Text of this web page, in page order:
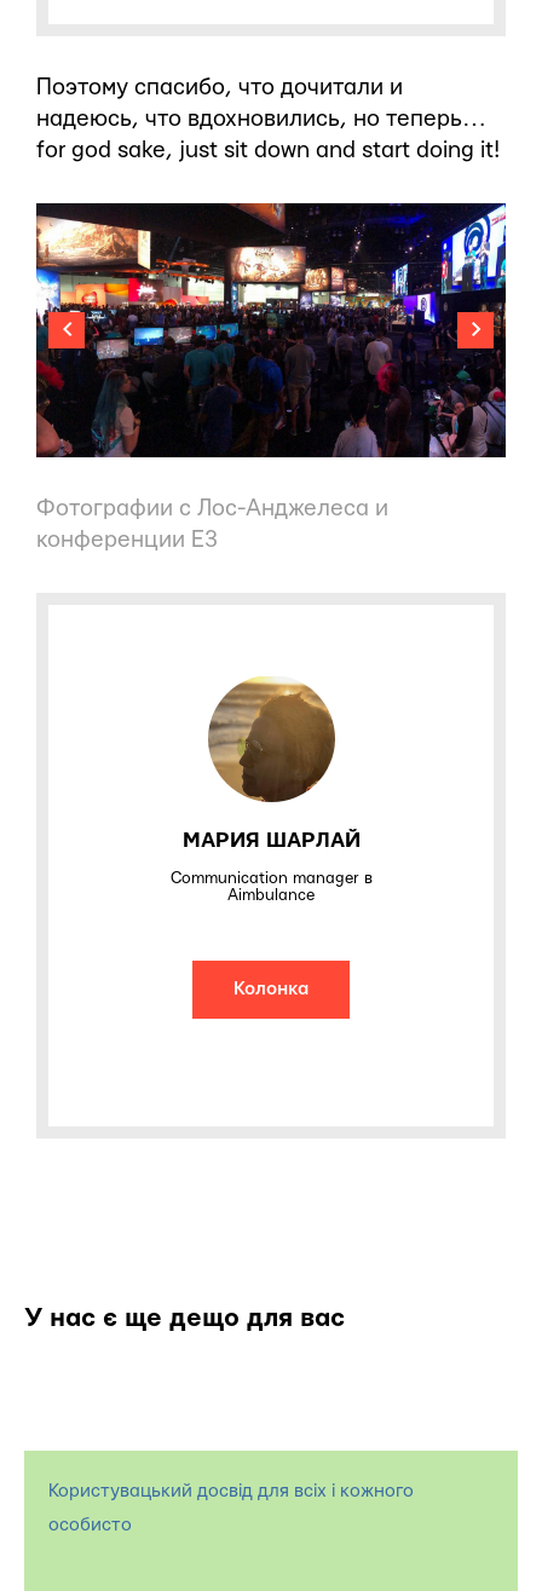
Поэтому спасибо, что дочитали и
надеюсь, что вдохновились, но теперь…
for god sake, just sit down and start doing it!
Фотографии с Лос-Анджелеса и
конференции E3
МАРИЯ ШАРЛАЙ
Communication manager в
Aimbulance
Колонка
У нас є ще дещо для вас
Користувацький досвід для всіх і кожного
особисто